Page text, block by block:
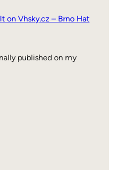
on Vhsky.cz – Brno Hat
published on my